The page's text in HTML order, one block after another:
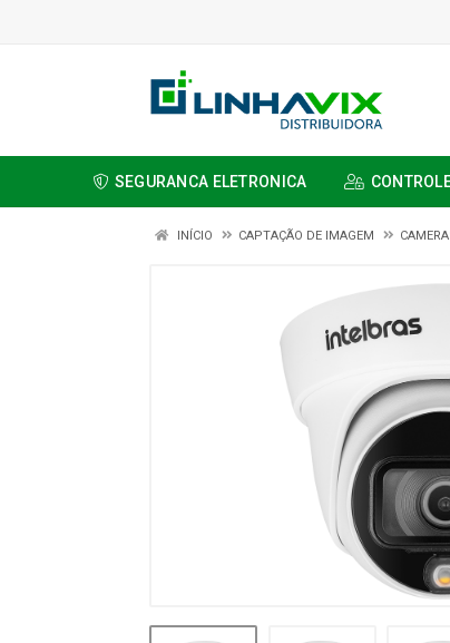
SEGURANCA ELETRONICA
INÍCIO CAPTAÇÃO DE IMAGEM